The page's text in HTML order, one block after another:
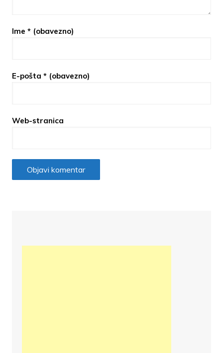
Ime * (obavezno)
E-pošta * (obavezno)
Web-stranica